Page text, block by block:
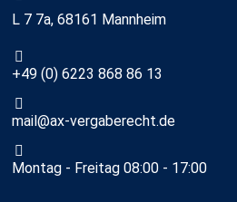
L 7 7a, 68161 Mannheim
+49 (0) 6223 868 86 13
mail@ax-vergaberecht.de
Montag - Freitag 08:00 - 17:00